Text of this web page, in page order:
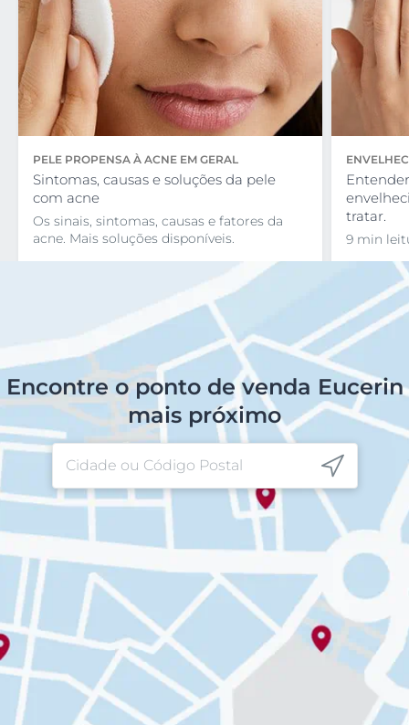
PELE PROPENSA À ACNE EM GERAL
Sintomas, causas e soluções da pele
com acne
Os sinais, sintomas, causas e fatores da
acne. Mais soluções disponíveis.
tratar.
9 min
Encontre o ponto de venda Eucerin
mais próximo